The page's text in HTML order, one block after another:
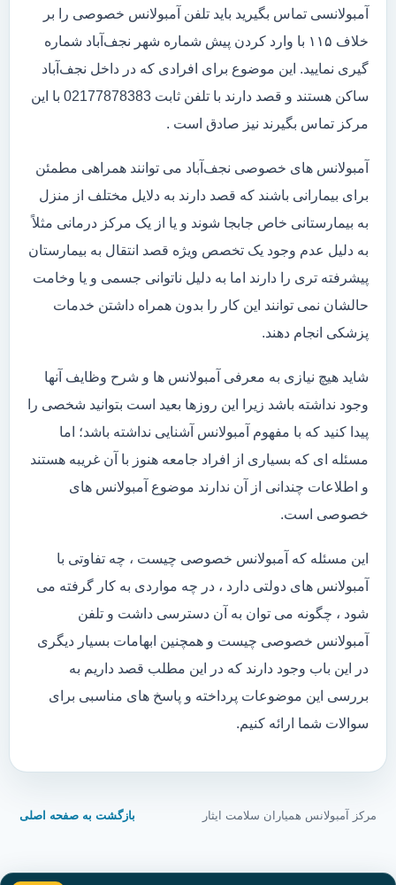
آمبولانسی تماس بگیرید باید تلفن آمبولانس خصوصی را بر
خلاف ۱۱۵ با وارد کردن پیش شماره شهر نجف‌آباد شماره
گیری نمایید. این موضوع برای افرادی که در داخل نجف‌آباد
ساکن هستند و قصد دارند با تلفن ثابت 02177878383 با این
مرکز تماس بگیرند نیز صادق است .
آمبولانس های خصوصی نجف‌آباد می توانند همراهی مطمئن
برای بیمارانی باشند که قصد دارند به دلایل مختلف از منزل
به بیمارستانی خاص جابجا شوند و یا از یک مرکز درمانی مثلاً
به دلیل عدم وجود یک تخصص ویژه قصد انتقال به بیمارستان
پیشرفته تری را دارند اما به دلیل ناتوانی جسمی و یا وخامت
حالشان نمی توانند این کار را بدون همراه داشتن خدمات
پزشکی انجام دهند.
شاید هیچ نیازی به معرفی آمبولانس ها و شرح وظایف آنها
وجود نداشته باشد زیرا این روزها بعید است بتوانید شخصی را
پیدا کنید که با مفهوم آمبولانس آشنایی نداشته باشد؛ اما
مسئله ای که بسیاری از افراد جامعه هنوز با آن غریبه هستند
و اطلاعات چندانی از آن ندارند موضوع آمبولانس های
خصوصی است.
این مسئله که آمبولانس خصوصی چیست ، چه تفاوتی با
آمبولانس های دولتی دارد ، در چه مواردی به کار گرفته می
شود ، چگونه می توان به آن دسترسی داشت و تلفن
آمبولانس خصوصی چیست و همچنین ابهامات بسیار دیگری
در این باب وجود دارند که در این مطلب قصد داریم به
بررسی این موضوعات پرداخته و پاسخ های مناسبی برای
سوالات شما ارائه کنیم.
مرکز آمبولانس همیاران سلامت ایثار بازگشت به صفحه اصلی